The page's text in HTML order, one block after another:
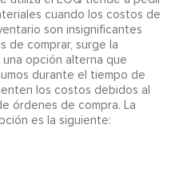
cuando los costos de
son insignificantes
de comprar, surge la
opción alterna que
durante el tiempo de
los costos debidos al
órdenes de compra. La
es la siguiente: